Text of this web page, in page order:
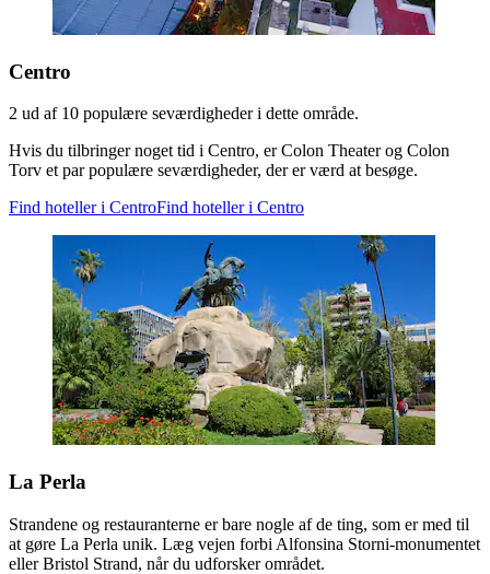
Centro
2 ud af 10 populære seværdigheder i dette område.
Hvis du tilbringer noget tid i Centro, er Colon Theater og Colon
Torv et par populære seværdigheder, der er værd at besøge.
Find hoteller i CentroFind hoteller i Centro
La Perla
Strandene og restauranterne er bare nogle af de ting, som er med til
at gøre La Perla unik. Læg vejen forbi Alfonsina Storni-monumentet
eller Bristol Strand, når du udforsker området.